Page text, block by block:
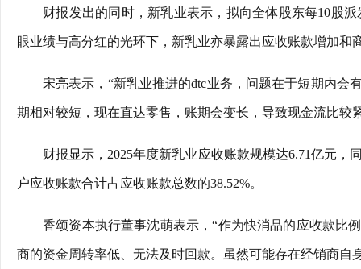
财报发出的同时，新乳业表示，拟向全体股东每10股
眼业绩与高分红的光环下，新乳业亦暴露出应收账款增加和
宋亮表示，“新乳业推进的dtc业务，问题在于短期内
期相对较短，现在直达零售，账期会变长，导致现金流比较
财报显示，2025年度新乳业应收账款规模达6.71亿元，
户应收账款合计占应收账款总数的38.52%。
香颂资本执行董事沈萌表示，“作为快消品的应收款比
商的资金周转率低、无法及时回款。虽然可能存在经销商自